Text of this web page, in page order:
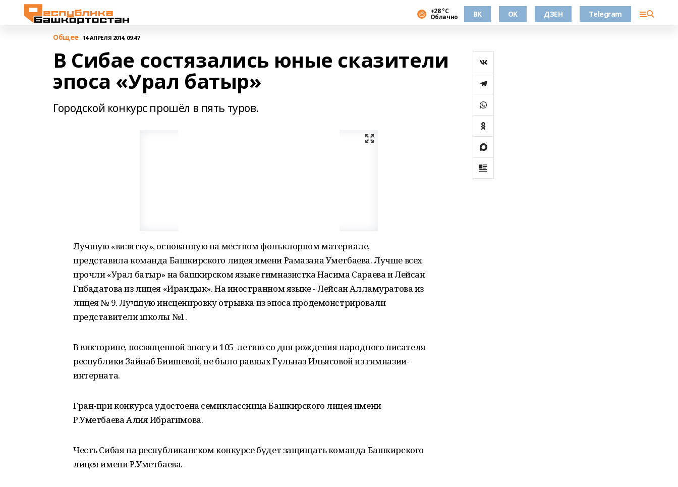
+28 °С
Облачно ВК OK ДЗЕН Telegram
Общее 14 АПРЕЛЯ 2014, 09:47
В Сибае состязались юные сказители
эпоса «Урал батыр»
Городской конкурс прошёл в пять туров.
Лучшую «визитку», основанную на местном фольклорном материале,
представила команда Башкирского лицея имени Рамазана Уметбаева. Лучше всех
прочли «Урал батыр» на башкирском языке гимназистка Насима Сараева и Лейсан
Гибадатова из лицея «Ирандык». На иностранном языке - Лейсан Алламуратова из
лицея № 9. Лучшую инсценировку отрывка из эпоса продемонстрировали
представители школы №1.
В викторине, посвященной эпосу и 105-летию со дня рождения народного писателя
республики Зайнаб Биишевой, не было равных Гульназ Ильясовой из гимназии-
интерната.
Гран-при конкурса удостоена семиклассница Башкирского лицея имени
Р.Уметбаева Алия Ибрагимова.
Честь Сибая на республиканском конкурсе будет защищать команда Башкирского
лицея имени Р.Уметбаева.